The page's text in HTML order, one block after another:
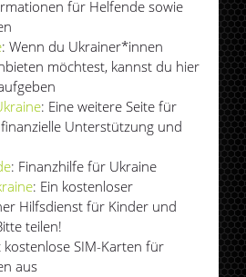
für Helfende sowie
: Wenn du Ukrainer*innen
möchtest, kannst du hier
: Eine weitere Seite für
Unterstützung und
: Finanzhilfe für Ukraine
: Ein kostenloser
Hilfsdienst für Kinder und
teilen!
kostenlose SIM-Karten für
aus